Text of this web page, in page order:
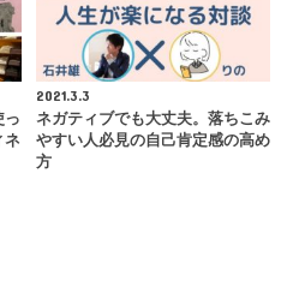
っ
ネ
2021.3.3
ネガティブでも大丈夫。落ちこみ
やすい人必見の自己肯定感の高め
方